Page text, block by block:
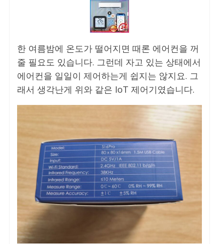
한 여름밤에 온도가 떨어지면 때론 에어컨을 꺼
줄 필요도 있습니다. 그런데 자고 있는 상태에서
에어컨을 일일이 제어하는게 쉽지는 않지요. 그
래서 생각난게 위와 같은 IoT 제어기였습니다.